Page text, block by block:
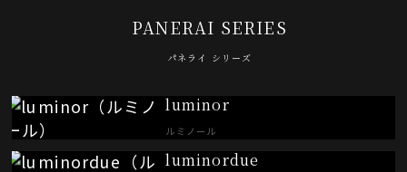
PANERAI SERIES
パネライ シリーズ
luminor
ルミノール
luminordue